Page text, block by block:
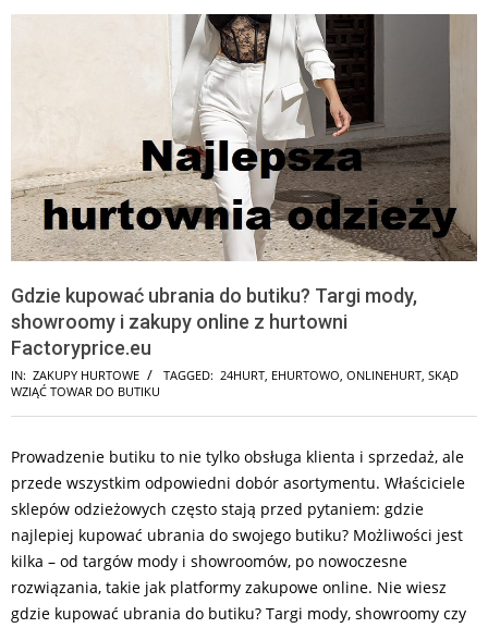
Gdzie kupować ubrania do butiku? Targi mody,
showroomy i zakupy online z hurtowni
Factoryprice.eu
IN: ZAKUPY HURTOWE TAGGED: 24HURT, EHURTOWO, ONLINEHURT, SKĄD
WZIĄĆ TOWAR DO BUTIKU
Prowadzenie butiku to nie tylko obsługa klienta i sprzedaż, ale
przede wszystkim odpowiedni dobór asortymentu. Właściciele
sklepów odzieżowych często stają przed pytaniem: gdzie
najlepiej kupować ubrania do swojego butiku? Możliwości jest
kilka – od targów mody i showroomów, po nowoczesne
rozwiązania, takie jak platformy zakupowe online. Nie wiesz
gdzie kupować ubrania do butiku? Targi mody, showroomy czy